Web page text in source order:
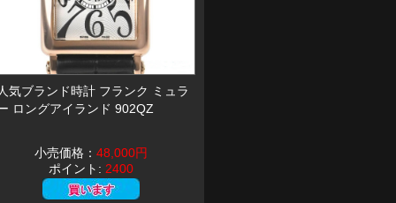
人気ブランド時計 フランク ミュラ
ロングアイランド 902QZ
小売価格： 48,000円
ポイント: 2400